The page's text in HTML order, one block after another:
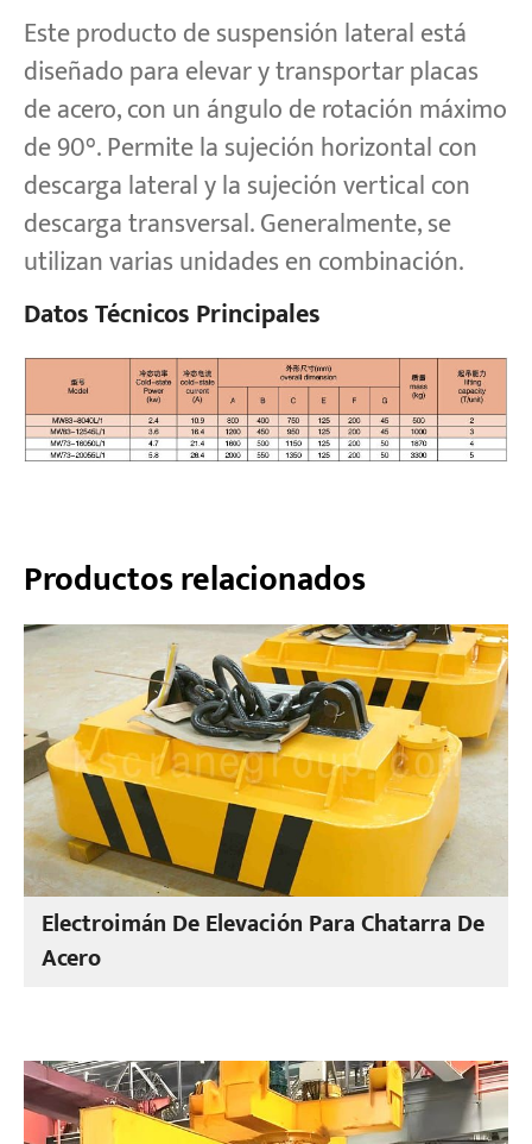
Este producto de suspensión lateral está
diseñado para elevar y transportar placas
de acero, con un ángulo de rotación máximo
de 90°. Permite la sujeción horizontal con
descarga lateral y la sujeción vertical con
descarga transversal. Generalmente, se
utilizan varias unidades en combinación.
Datos Técnicos Principales
Productos relacionados
Electroimán De Elevación Para Chatarra De
Acero